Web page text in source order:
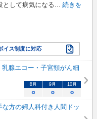
として病気になる
続きを
イス制度に対応
腺エコー・子宮頸がん細
8 月 9 月 10月
○ ○ ○
方の婦人科付き人間ドッ